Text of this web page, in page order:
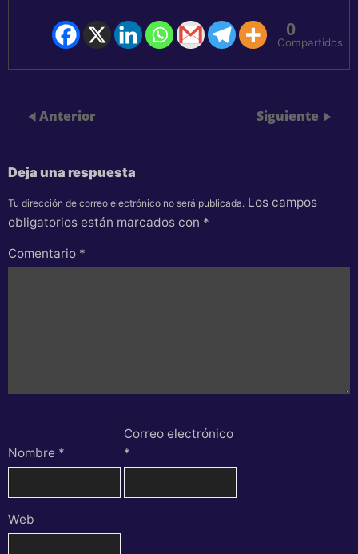
0
Compartidos
Anterior Siguiente
Deja una respuesta
Tu dirección de correo electrónico no será publicada. Los campos
obligatorios están marcados con *
Comentario *
Nombre *
Correo electrónico
*
Web